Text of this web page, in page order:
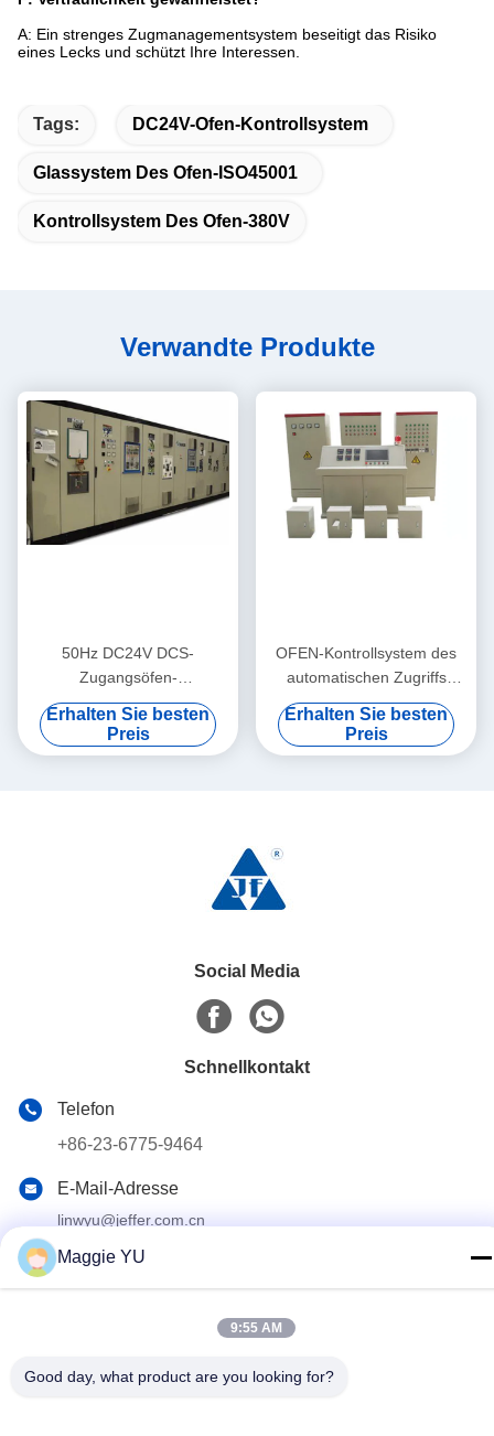
A: Ein strenges Zugmanagementsystem beseitigt das Risiko
eines Lecks und schützt Ihre Interessen.
Tags: DC24V-Ofen-Kontrollsystem
Glassystem Des Ofen-ISO45001
Kontrollsystem Des Ofen-380V
Verwandte Produkte
50Hz DC24V DCS-
Zugangsöfen-
Steuerungssystem
Erhalten Sie besten
Preis
OFEN-Kontrollsystem des
automatischen Zugriffs
Glasdes programm-380V
ISO45001
Erhalten Sie besten
Preis
Social Media
Schnellkontakt
Telefon
+86-23-6775-9464
E-Mail-Adresse
linwyu@jeffer.com.cn
Anschrift
4FL, B3 Saturn Builing, Nr. 98- Stern-Straße, neue
Datenschutzrichtlinie|Sitemap
Maggie YU
9:55 AM
Good day, what product are you looking for?